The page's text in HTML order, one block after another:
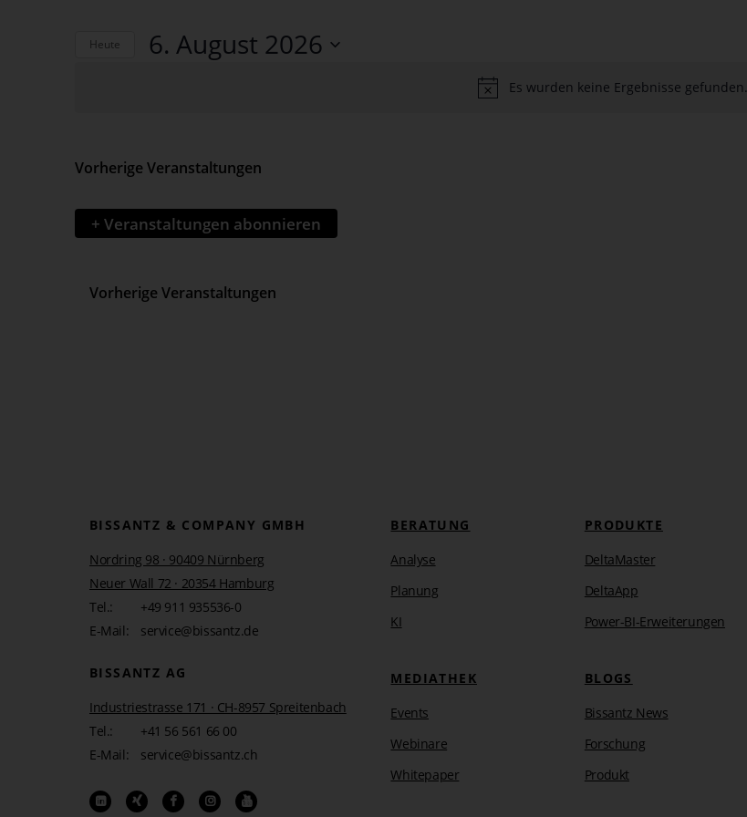
Es wurden keine Ergebnisse gefunden.
Such-
nach
Heute 6. August 2026
Vorherige Veranstaltungen
+ Veranstaltungen abonnieren
Vorherige Veranstaltungen
BISSANTZ & COMPANY GMBH
Nordring 98 · 90409 Nürnberg
Neuer Wall 72 · 20354 Hamburg
Tel.:
+49 911 935536-0
E-Mail:
service@bissantz.de
BISSANTZ AG
Industriestrasse 171 · CH-8957 Spreitenbach
Tel.:
+41 56 561 66 00
E-Mail:
service@bissantz.ch
BERATUNG
Analyse
Planung
KI
MEDIATHEK
Events
Webinare
Whitepaper
PRODUKTE
DeltaMaster
DeltaApp
Power-BI-Erweiterungen
BLOGS
Bissantz News
Forschung
Produkt